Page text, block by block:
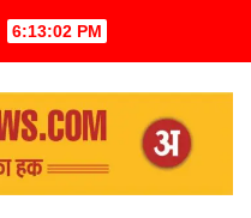
6:13:03 PM